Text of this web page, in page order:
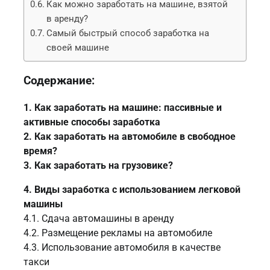
Как можно заработать на машине, взятой
в аренду?
Самый быстрый способ заработка на
своей машине
Содержание:
1. Как заработать на машине: пассивные и
активные способы заработка
2. Как заработать на автомобиле в свободное
время?
3. Как заработать на грузовике?
4. Виды заработка с использованием легковой
машины
4.1. Сдача автомашины в аренду
4.2. Размещение рекламы на автомобиле
4.3. Использование автомобиля в качестве
такси